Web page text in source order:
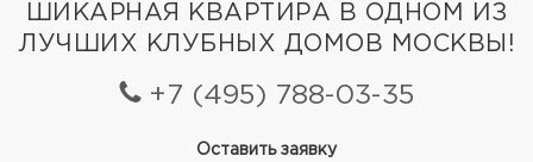
ШИКАРНАЯ КВАРТИРА В ОДНОМ ИЗ
ЛУЧШИХ КЛУБНЫХ ДОМОВ МОСКВЫ!
+7 (495) 788-03-35
Оставить заявку